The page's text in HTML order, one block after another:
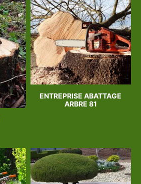
ENTREPRISE ABATTAGE
ARBRE 81